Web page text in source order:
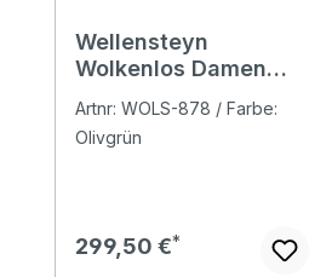
Wellensteyn
Wolkenlos Damen
Artnr: WOLS-878 / Farbe:
Olivgrün
Regulärer Preis:
299,50 €